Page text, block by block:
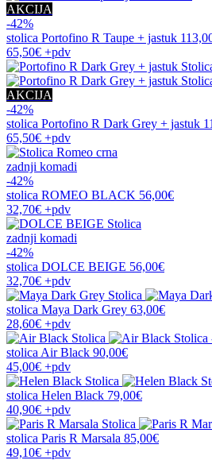
AKCIJA
-42%
stolica Portofino R Taupe + jastuk
65,50€ +pdv
AKCIJA
-42%
stolica Portofino R Dark Grey + jastuk
65,50€ +pdv
zadnji komadi
-42%
stolica ROMEO BLACK 56,00€
32,70€ +pdv
zadnji komadi
-42%
stolica DOLCE BEIGE 56,00€
32,70€ +pdv
stolica Maya Dark Grey 63,00€
28,60€ +pdv
stolica Air Black 90,00€
45,00€ +pdv
stolica Helen Black 79,00€
40,90€ +pdv
stolica Paris R Marsala 85,00€
49,10€ +pdv